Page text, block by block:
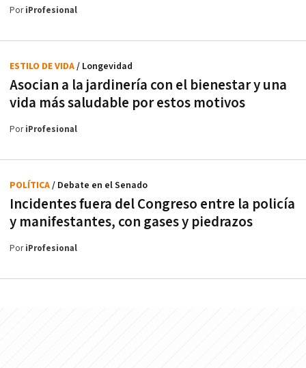
PoriProfesional
Asocian a la jardinería con el bienestar y una
vida más saludable por estos motivos
ESTILO DE VIDA/ Longevidad
PoriProfesional
Incidentes fuera del Congreso entre la policía
y manifestantes, con gases y piedrazos
POLÍTICA/ Debate en el Senado
PoriProfesional